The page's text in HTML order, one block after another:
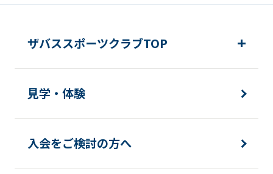
ザバススポーツクラブTOP
見学・体験
入会をご検討の方へ